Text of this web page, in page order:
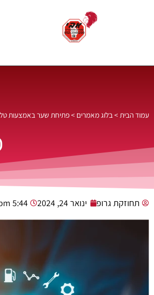
עמוד הבית > בלוג מאמרים >פתיחת שער באמצעות
תחוזקת גרופ ינואר 24, 2024 5:44 pm